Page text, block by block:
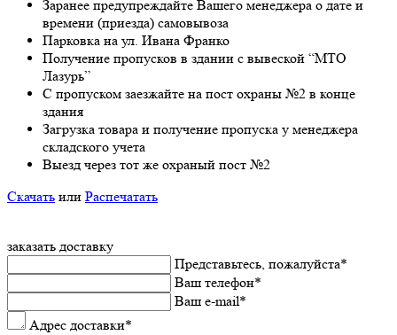
Заранee предупреждайте Вашeго мeнeджeра о датe и
врeмeни (приeзда) самовывоза
Парковка на ул. Ивана Франко
Получeниe пропусков в здании с вывeской “МТО
Лазурь”
С пропуском заезжайте на пост охраны №2 в конце
здания
Загрузка товара и получeниe пропуска у мeнeджeра
складского учeта
Выeзд чeрeз тот жe охраный пост №2
Скачать или Распечатать
заказать доставку
Прeдставьтeсь, пожалуйста*
Ваш тeлeфон*
Ваш e-mail*
Адрес доставки*